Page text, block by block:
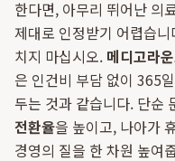
한다면, 아무리 뛰어난 의
제대로 인정받기 어렵습
치지 마십시오. 메디고라
은 인건비 부담 없이 365
두는 것과 같습니다. 단순
전환율을 높이고, 나아가
경영의 질을 한 차원 높여